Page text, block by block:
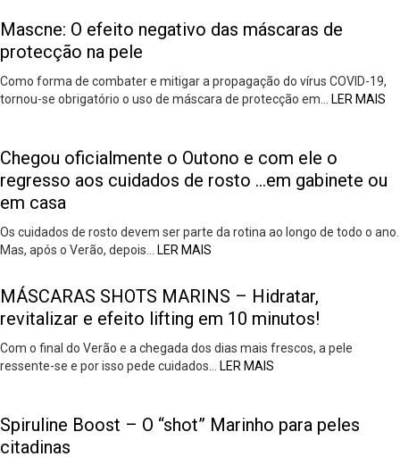
Mascne: O efeito negativo das máscaras de
protecção na pele
Como forma de combater e mitigar a propagação do vírus COVID-19,
tornou-se obrigatório o uso de máscara de protecção em…
LER MAIS
Chegou oficialmente o Outono e com ele o
regresso aos cuidados de rosto …em gabinete ou
em casa
Os cuidados de rosto devem ser parte da rotina ao longo de todo o ano.
Mas, após o Verão, depois…
LER MAIS
MÁSCARAS SHOTS MARINS – Hidratar,
revitalizar e efeito lifting em 10 minutos!
Com o final do Verão e a chegada dos dias mais frescos, a pele
ressente-se e por isso pede cuidados…
LER MAIS
Spiruline Boost – O “shot” Marinho para peles
citadinas